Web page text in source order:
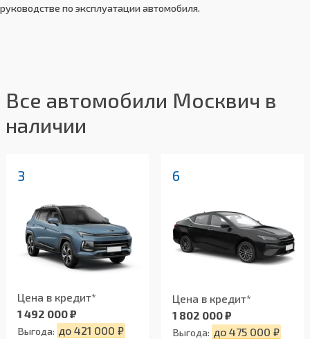
руководстве по эксплуатации автомобиля.
Все автомобили Москвич в
наличии
3
Цена в кредит*
1 492 000 ₽
Выгода: до 421 000 ₽
6
Цена в кредит*
1 802 000 ₽
Выгода: до 475 000 ₽